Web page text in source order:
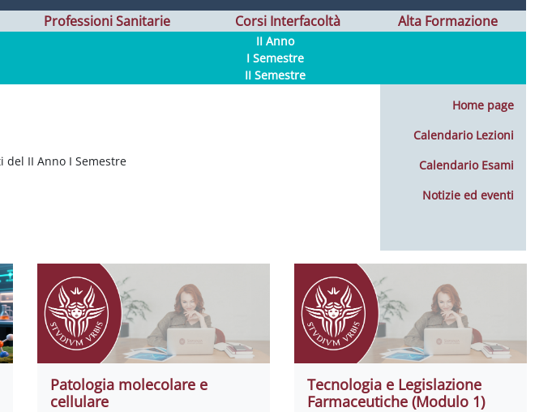
Professioni Sanitarie Corsi Interfacoltà Alta Formazione
II Anno
I Semestre
II Semestre
del II Anno I Semestre
Home page
Calendario Lezioni
Calendario Esami
Notizie ed eventi
Patologia molecolare e
cellulare
Tecnologia e Legislazione
Farmaceutiche (Modulo 1)